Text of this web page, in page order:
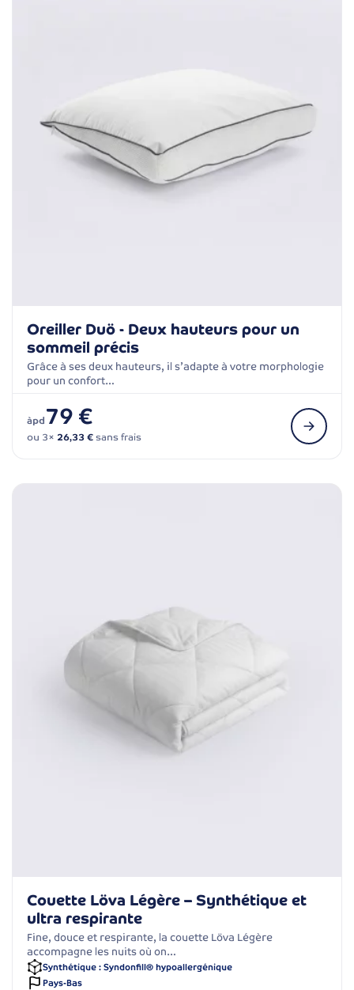
Oreiller Duö - Deux hauteurs pour un
sommeil précis
Grâce à ses deux hauteurs, il s’adapte à votre morphologie
pour un confort…
àpd79 €
ou 3× 26,33 €sans frais
Couette Löva Légère – Synthétique et
ultra respirante
Fine, douce et respirante, la couette Löva Légère
accompagne les nuits où on…
Synthétique : Syndonfill® hypoallergénique
Pays-Bas